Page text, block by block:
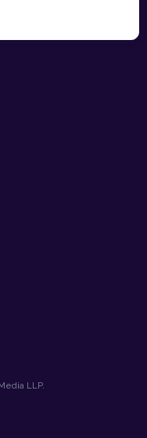
LLP.